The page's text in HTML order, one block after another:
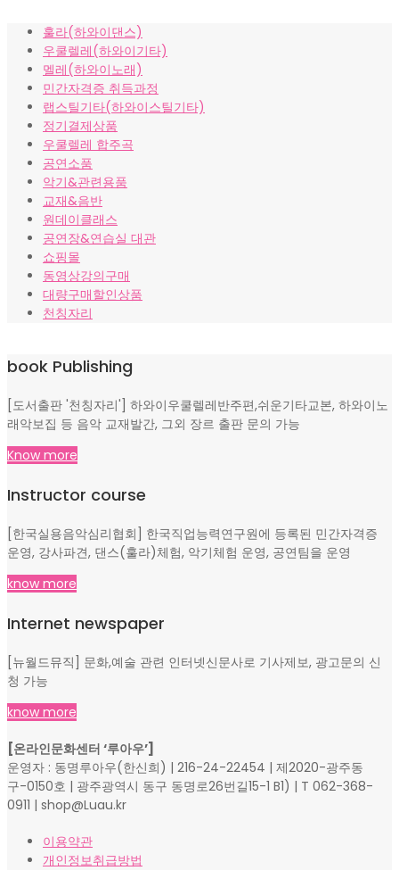
격:
₩10,000.
격:
₩8,000.
훌라(하와이댄스)
우쿨렐레(하와이기타)
멜레(하와이노래)
민간자격증 취득과정
랩스틸기타(하와이스틸기타)
정기결제상품
우쿨렐레 합주곡
공연소품
악기&관련용품
교재&음반
원데이클래스
공연장&연습실 대관
쇼핑몰
동영상강의구매
대량구매할인상품
천칭자리
book Publishing
[도서출판 '천칭자리'] 하와이우쿨렐레반주편,쉬운기타교본, 하와이노
래악보집 등 음악 교재발간, 그외 장르 출판 문의 가능
Know more
Instructor course
[한국실용음악심리협회] 한국직업능력연구원에 등록된 민간자격증
운영, 강사파견, 댄스(훌라)체험, 악기체험 운영, 공연팀을 운영
know more
Internet newspaper
[뉴월드뮤직] 문화,예술 관련 인터넷신문사로 기사제보, 광고문의 신
청 가능
know more
[온라인문화센터 ‘루아우’]
운영자 : 동명루아우(한신희) | 216-24-22454 | 제2020-광주동
구-0150호 | 광주광역시 동구 동명로26번길15-1 B1) | T 062-368-
0911 | shop@Luau.kr
이용약관
개인정보취급방법